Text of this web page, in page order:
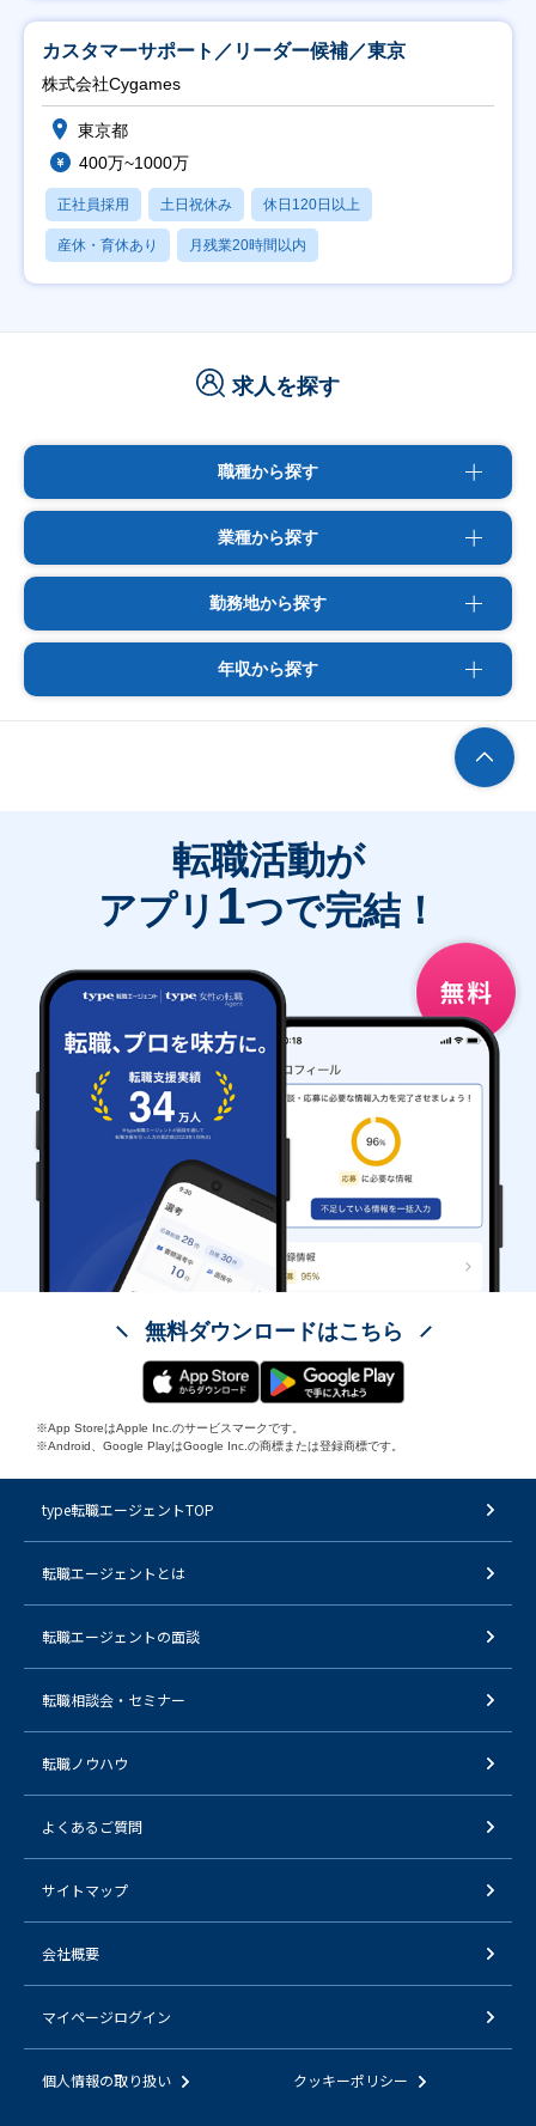
カスタマーサポート／リーダー候補／東京
株式会社Cygames
東京都
400万~1000万
正社員採用 土日祝休み 休日120日以上
産休・育休あり 月残業20時間以内
求人を探す
職種から探す
業種から探す
勤務地から探す
年収から探す
転職活動が
アプリ 1つで完結！
無料ダウンロードはこちら
※App StoreはApple Inc.のサービスマークです。
※Android、Google PlayはGoogle Inc.の商標または登録商標です。
type転職エージェントTOP
転職エージェントとは
転職エージェントの面談
転職相談会・セミナー
転職ノウハウ
よくあるご質問
サイトマップ
会社概要
マイページログイン
個人情報の取り扱い クッキーポリシー